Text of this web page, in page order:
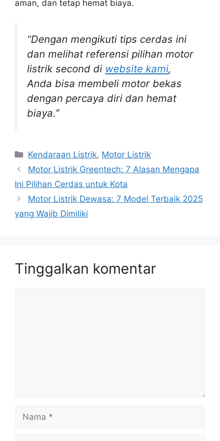
aman, dan tetap hemat biaya.
“Dengan mengikuti tips cerdas ini
dan melihat referensi pilihan motor
listrik second di website kami,
Anda bisa membeli motor bekas
dengan percaya diri dan hemat
biaya.”
Kategori
Kendaraan Listrik, Motor Listrik
Motor Listrik Greentech: 7 Alasan Mengapa
Ini Pilihan Cerdas untuk Kota
Motor Listrik Dewasa: 7 Model Terbaik 2025
yang Wajib Dimiliki
Tinggalkan komentar